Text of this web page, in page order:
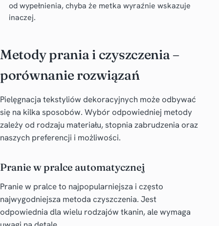
od wypełnienia, chyba że metka wyraźnie wskazuje
inaczej.
Metody prania i czyszczenia –
porównanie rozwiązań
Pielęgnacja tekstyliów dekoracyjnych może odbywać
się na kilka sposobów. Wybór odpowiedniej metody
zależy od rodzaju materiału, stopnia zabrudzenia oraz
naszych preferencji i możliwości.
Pranie w pralce automatycznej
Pranie w pralce to najpopularniejsza i często
najwygodniejsza metoda czyszczenia. Jest
odpowiednia dla wielu rodzajów tkanin, ale wymaga